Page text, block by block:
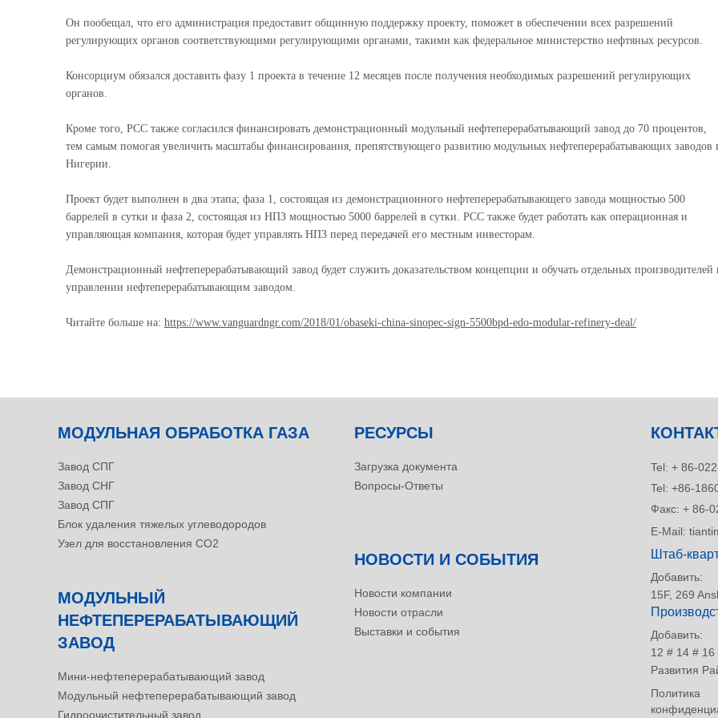
Он пообещал, что его администрация предоставит общинную поддержку проекту, поможет в обеспечении всех разрешений
регулирующих органов соответствующими регулирующими органами, такими как федеральное министерство нефтяных ресурсов.
Консорциум обязался доставить фазу 1 проекта в течение 12 месяцев после получения необходимых разрешений регулирующих
органов.
Кроме того, PCC также согласился финансировать демонстрационный модульный нефтеперерабатывающий завод до 70 процентов,
тем самым помогая увеличить масштабы финансирования, препятствующего развитию модульных нефтеперерабатывающих заводов
Нигерии.
Проект будет выполнен в два этапа; фаза 1, состоящая из демонстрационного нефтеперерабатывающего завода мощностью 500
баррелей в сутки и фаза 2, состоящая из НПЗ мощностью 5000 баррелей в сутки. PCC также будет работать как операционная и
управляющая компания, которая будет управлять НПЗ перед передачей его местным инвесторам.
Демонстрационный нефтеперерабатывающий завод будет служить доказательством концепции и обучать отдельных производителей
управлении нефтеперерабатывающим заводом.
Читайте больше на: https://www.vanguardngr.com/2018/01/obaseki-china-sinopec-sign-5500bpd-edo-modular-refinery-deal/
МОДУЛЬНАЯ ОБРАБОТКА ГАЗА
Завод СПГ
Завод СНГ
Завод СПГ
Блок удаления тяжелых углеводородов
Узел для восстановления CO2
МОДУЛЬНЫЙ
НЕФТЕПЕРЕРАБАТЫВАЮЩИЙ
ЗАВОД
Мини-нефтеперерабатывающий завод
Модульный нефтеперерабатывающий завод
Гидроочистительный завод
РЕСУРСЫ
Загрузка документа
Вопросы-Ответы
НОВОСТИ И СОБЫТИЯ
Новости компании
Новости отрасли
Выставки и события
Tel: + 86-
Tel: +86-
Факс: + 86-
E-Mail:
Штаб-
Добавить:
15F, 269
Добавить:
12 # 14 # 16
Развития
Политика